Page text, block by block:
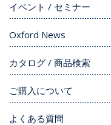
イベント / セミナー
Oxford News
カタログ / 商品検索
ご購入について
よくある質問